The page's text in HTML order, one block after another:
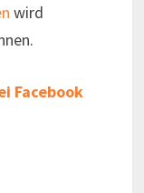
wird
Facebook